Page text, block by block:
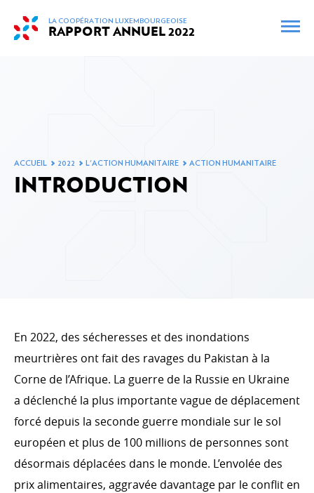
LA COOPÉRATION LUXEMBOURGEOISE
RAPPORT ANNUEL 2022
2022
Ventilation de l'APD par ministère en 2022
Ventilation de l’APD par type de coopération en 2022
Ventilation de l’APD par secteurs d’intervention en
2022
Le Fonds de la Coopération au développement en
2022
Évolution de l’aide publique au développement
ACCUEIL 2022 L'ACTION HUMANITAIRE ACTION HUMANITAIRE
INTRODUCTION
En 2022, des sécheresses et des inondations
meurtrières ont fait des ravages du Pakistan à la
Corne de l’Afrique. La guerre de la Russie en Ukraine
a déclenché la plus importante vague de déplacement
forcé depuis la seconde guerre mondiale sur le sol
européen et plus de 100 millions de personnes sont
désormais déplacées dans le monde. L’envolée des
prix alimentaires, aggravée davantage par le conflit en